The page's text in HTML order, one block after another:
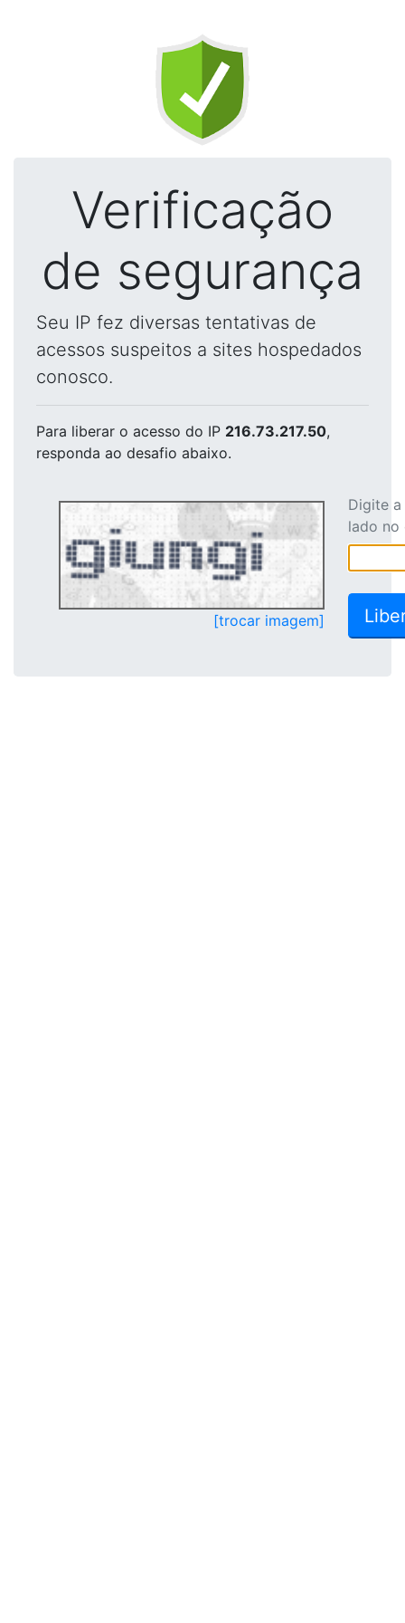
Verificação
de segurança
Seu IP fez diversas tentativas de
acessos suspeitos a sites hospedados
conosco.
Para liberar o acesso do IP 216.73.217.50,
responda ao desafio abaixo.
[trocar imagem]
Digite
lado no